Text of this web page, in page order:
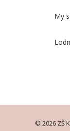
My
© 2026 ZŠ